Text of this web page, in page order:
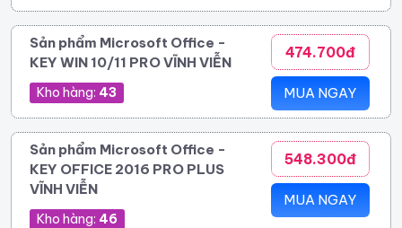
Sản phẩm Microsoft Office -
KEY WIN 10/11 PRO VĨNH VIỄN
Kho hàng: 43
474.700đ
MUA NGAY
Sản phẩm Microsoft Office -
KEY OFFICE 2016 PRO PLUS
VĨNH VIỄN
Kho hàng: 46
548.300đ
MUA NGAY